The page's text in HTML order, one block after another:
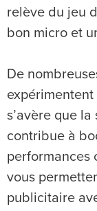
relève du jeu
bon micro et
De
expérimentent
s’avère que
contribue à
performances
vous
publicitaire